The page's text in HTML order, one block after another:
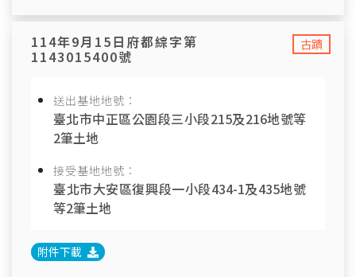
古蹟
114年9月15日府都綜字第
1143015400號
送出基地地號：
臺北市中正區公園段三小段215及216地號等
2筆土地
接受基地地號：
臺北市大安區復興段一小段434-1及435地號
等2筆土地
附件下載